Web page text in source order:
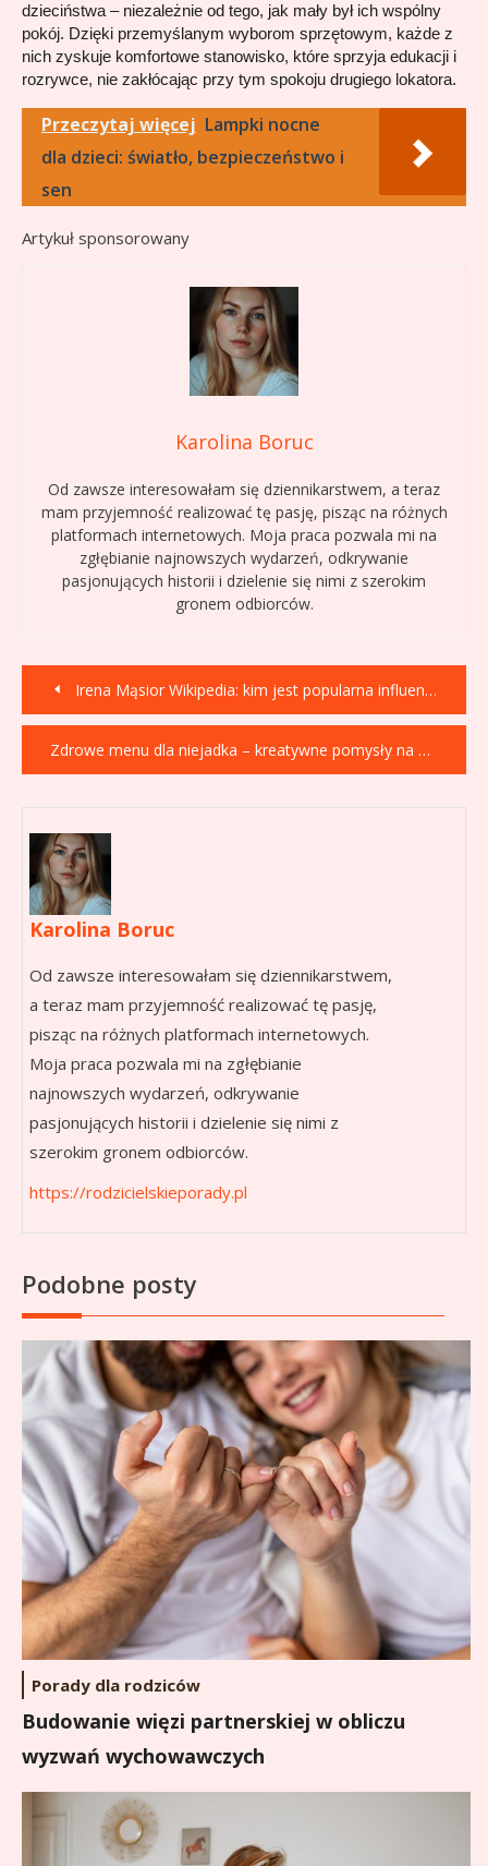
dzieciństwa – niezależnie od tego, jak mały był ich wspólny
pokój. Dzięki przemyślanym wyborom sprzętowym, każde z
nich zyskuje komfortowe stanowisko, które sprzyja edukacji i
rozrywce, nie zakłócając przy tym spokoju drugiego lokatora.
Przeczytaj więcej Lampki nocne
dla dzieci: światło, bezpieczeństwo i
sen
Artykuł sponsorowany
Karolina Boruc
Od zawsze interesowałam się dziennikarstwem, a teraz
mam przyjemność realizować tę pasję, pisząc na różnych
platformach internetowych. Moja praca pozwala mi na
zgłębianie najnowszych wydarzeń, odkrywanie
pasjonujących historii i dzielenie się nimi z szerokim
gronem odbiorców.
Nawigacja
wpisu
Irena Mąsior Wikipedia: kim jest popularna influencerka Mili0nerka?
Zdrowe menu dla niejadka – kreatywne pomysły na posiłki, które znikną z talerza
Karolina Boruc
Od zawsze interesowałam się dziennikarstwem,
a teraz mam przyjemność realizować tę pasję,
pisząc na różnych platformach internetowych.
Moja praca pozwala mi na zgłębianie
najnowszych wydarzeń, odkrywanie
pasjonujących historii i dzielenie się nimi z
szerokim gronem odbiorców.
https://rodzicielskieporady.pl
Podobne posty
Porady dla rodziców
Budowanie więzi partnerskiej w obliczu
wyzwań wychowawczych